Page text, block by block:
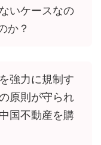
いケースなの
か？
強力に規制す
原則が守られ
国不動産を購